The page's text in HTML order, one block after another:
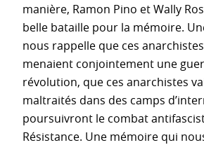
manière, Ramon Pino et Wally
belle bataille pour la mémoire.
nous rappelle que ces anarchistes
menaient conjointement une
révolution, que ces anarchistes
maltraités dans des camps
poursuivront le combat
Résistance. Une mémoire qui